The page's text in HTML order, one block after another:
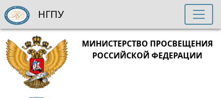
МИНИСТЕРСТВО ПРОСВЕЩЕНИЯ
РОССИЙСКОЙ ФЕДЕРАЦИИ
НГПУ